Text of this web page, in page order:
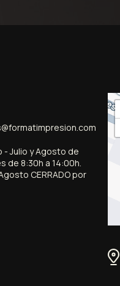
- Julio y Agosto de
de 8:30h a 14:00h.
CERRADO por